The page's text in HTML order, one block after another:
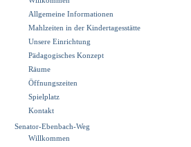
Allgemeine Informationen
Mahlzeiten in der Kindertagesstätte
Unsere Einrichtung
Pädagogisches Konzept
Räume
Öffnungszeiten
Spielplatz
Kontakt
Senator-Ebenbach-Weg
Willkommen